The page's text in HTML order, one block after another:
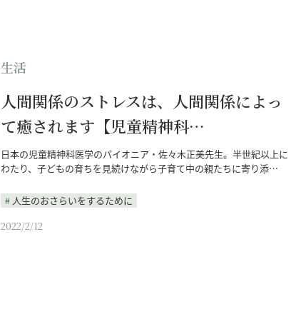
生活
人間関係のストレスは、人間関係によっ
て癒されます【児童精神科…
日本の児童精神科医学のパイオニア・佐々木正美先生。半世紀以上に
わたり、子どもの育ちを見続けながら子育て中の親たちに寄り添…
人生のおさらいをするために
2022/2/12